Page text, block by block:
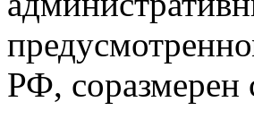
РФ,